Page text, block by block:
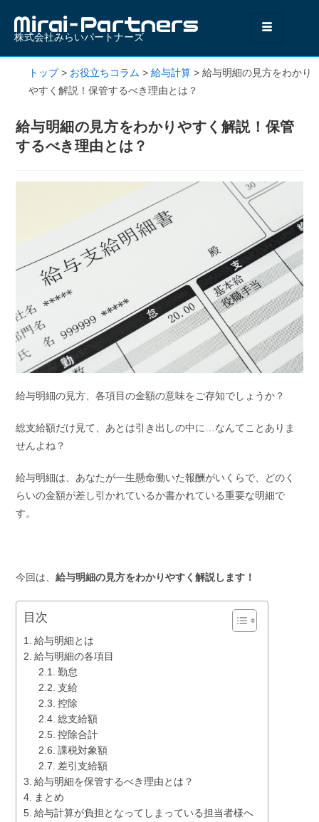
株式会社みらいパートナーズ
トップ> お役立ちコラム > 給与計算 > 給与明細の見方をわかり
やすく解説！保管するべき理由とは？
給与明細の見方をわかりやすく解説！保管
するべき理由とは？
給与明細の見方、各項目の金額の意味をご存知でしょうか？
総支給額だけ見て、あとは引き出しの中に…なんてことありま
せんよね？
給与明細は、あなたが一生懸命働いた報酬がいくらで、どのく
らいの金額が差し引かれているか書かれている重要な明細で
す。
今回は、給与明細の見方をわかりやすく解説します！
目次
給与明細とは
給与明細の各項目
勤怠
支給
控除
総支給額
控除合計
課税対象額
差引支給額
給与明細を保管するべき理由とは？
まとめ
給与計算が負担となってしまっている担当者様へ